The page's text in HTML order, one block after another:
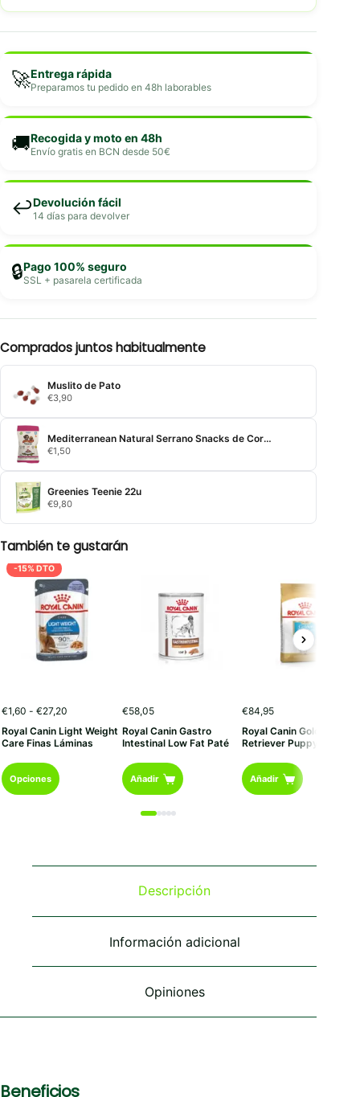
🚀Entrega rápida
Preparamos tu pedido en 48h laborables
🚚Recogida y moto en 48h
Envío gratis en BCN desde 50€
↩️Devolución fácil
14 días para devolver
🔒Pago 100% seguro
SSL + pasarela certificada
Comprados juntos habitualmente
Muslito de Pato
€3,90
Mediterranean Natural Serrano Snacks de Cordero
€1,50
Greenies Teenie 22u
€9,80
También te gustarán
-15% DTO
€1,60 - €27,20
precios:
desde
Royal Canin Light Weight
Care Finas Láminas
Opciones
Este
producto
opciones
elegir
página
€58,05
Royal Canin Gastro
Intestinal Low Fat Paté
Añadir
€84,95
Royal Canin Golden
Retriever Puppy
Añadir
Descripción
Información adicional
Opiniones
Beneficios